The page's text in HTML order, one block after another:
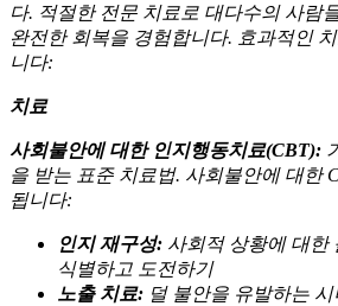
다. 적절한 전문 치료로 대다수의 사람
완전한 회복을 경험합니다. 효과적인
니다:
치료
사회불안에 대한 인지행동치료(CBT):
을 받는 표준 치료법. 사회불안에 대한
됩니다:
인지 재구성: 사회적 상황에 대한
식별하고 도전하기
노출 치료: 덜 불안을 유발하는